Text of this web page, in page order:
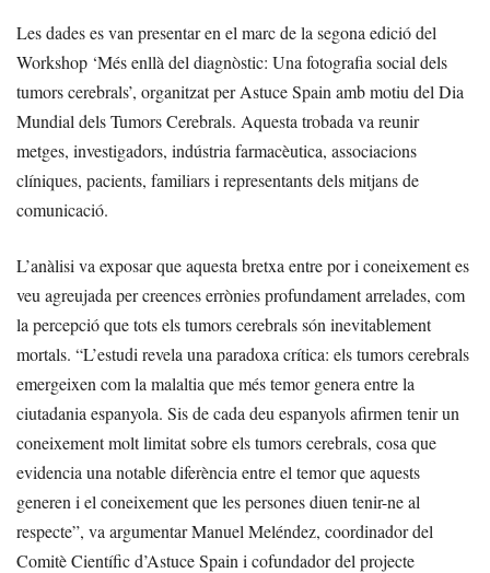
Les dades es van presentar en el marc de la segona edició del
Workshop ‘Més enllà del diagnòstic: Una fotografia social dels
tumors cerebrals’, organitzat per Astuce Spain amb motiu del Dia
Mundial dels Tumors Cerebrals. Aquesta trobada va reunir
metges, investigadors, indústria farmacèutica, associacions
clíniques, pacients, familiars i representants dels mitjans de
comunicació.
L’anàlisi va exposar que aquesta bretxa entre por i coneixement es
veu agreujada per creences errònies profundament arrelades, com
la percepció que tots els tumors cerebrals són inevitablement
mortals. “L’estudi revela una paradoxa crítica: els tumors cerebrals
emergeixen com la malaltia que més temor genera entre la
ciutadania espanyola. Sis de cada deu espanyols afirmen tenir un
coneixement molt limitat sobre els tumors cerebrals, cosa que
evidencia una notable diferència entre el temor que aquests
generen i el coneixement que les persones diuen tenir-ne al
respecte”, va argumentar Manuel Meléndez, coordinador del
Comitè Científic d’Astuce Spain i cofundador del projecte